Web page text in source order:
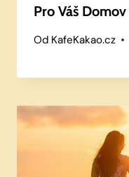
Pro Váš Domov
Od KafeKakao.cz